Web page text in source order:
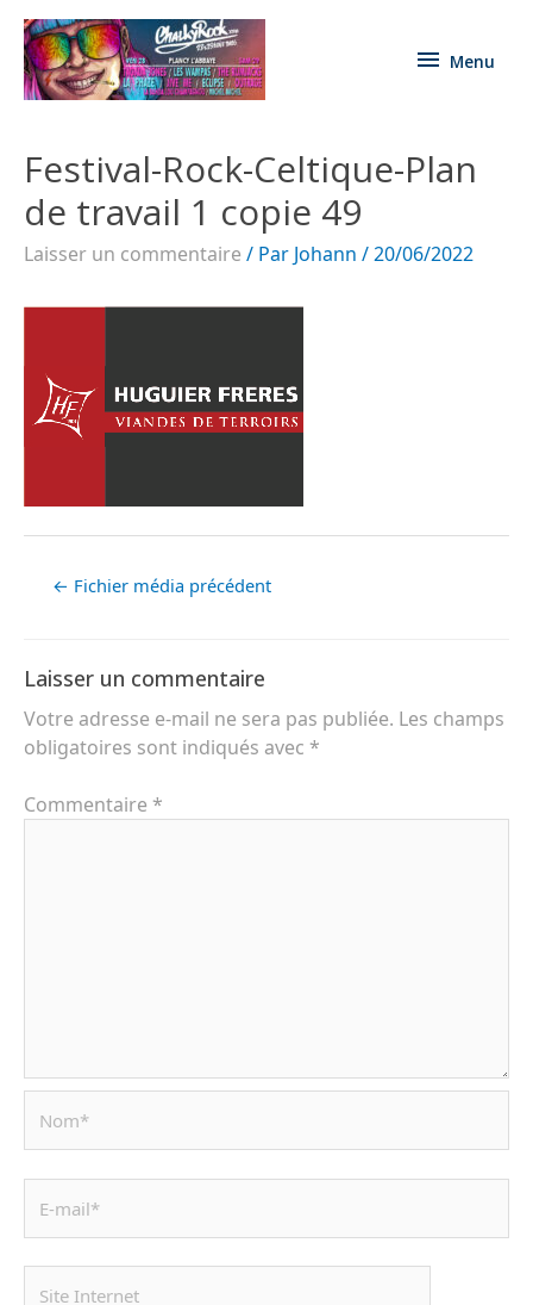
Menu
Festival-Rock-Celtique-Plan
de travail 1 copie 49
Laisser un commentaire / Par Johann /20/06/2022
← Fichier média précédent
Laisser un commentaire
Votre adresse e-mail ne sera pas publiée. Les champs
obligatoires sont indiqués avec *
Commentaire *